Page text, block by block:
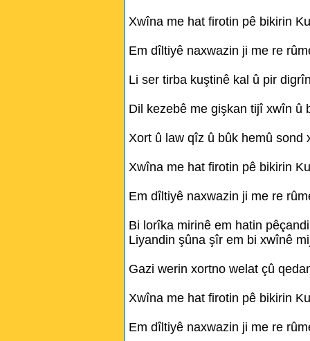
Xwîna me hat firotin pê bikirin
Em dîltiyê naxwazin ji me re
Li ser tirba kuştinê kal û pir
Dil kezebê me gişkan tijî xwîn û
Xort û law qîz û bûk hemû sond
Xwîna me hat firotin pê bikirin
Em dîltiyê naxwazin ji me re
Bi lorîka mirinê em hatin
Liyandin şûna şîr em bi xwînê
Gazi werin xortno welat çû
Xwîna me hat firotin pê bikirin
Em dîltiyê naxwazin ji me re